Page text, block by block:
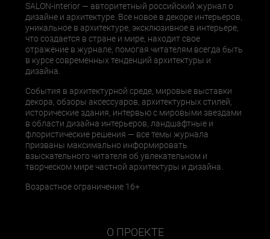
SALON-interior — авторитетный российский журнал о
дизайне и архитектуре. Все новое в декоре интерьеров,
уникальное в архитектуре, эксклюзивное в интерьере,
что создается в стране и мире, находит свое
отражение в журнале, помогая читателям всегда быть
в курсе современных тенденций архитектуры и
дизайна.
События в архитектурной среде, мировые выставки
декора, обзоры аксессуаров, архитектурных стилей,
исторические здания, интервью с мировыми звездами
в области дизайна интерьеров, ландшафтные и
флористические решения — все темы журнала
призваны максимально информировать
взыскательного читателя об увлекательном и
творческом мире частной архитектуры и дизайна.
Возрастное ограничение 16+
О ПРОЕКТЕ